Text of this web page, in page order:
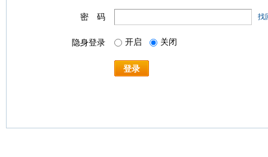
密 码 找
隐身登录 开启 关闭
登录